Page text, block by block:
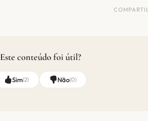
Este conteúdo foi útil?
Sim(2) Não(0)